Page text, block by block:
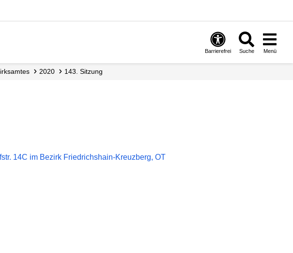
Barrierefrei Suche Menü
2020 143. Sitzung
14C im Bezirk Friedrichshain-Kreuzberg, OT